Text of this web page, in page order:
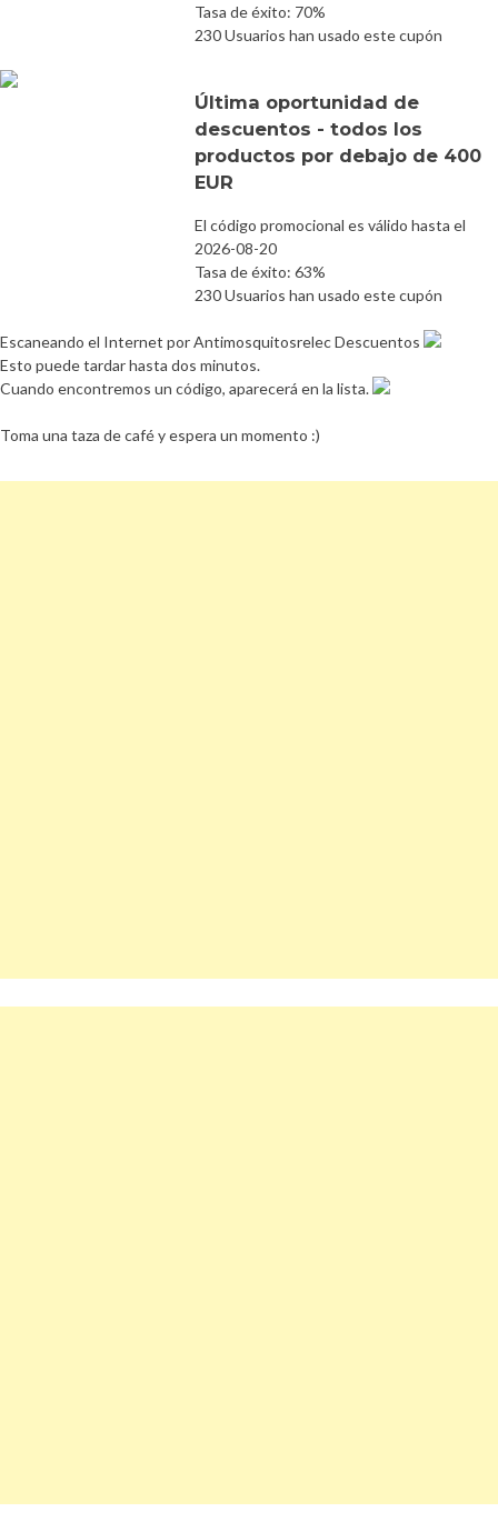
Tasa de éxito: 70%
230 Usuarios han usado este cupón
Última oportunidad de
descuentos - todos los
productos por debajo de 400
EUR
El código promocional es válido hasta el
2026-08-20
Tasa de éxito: 63%
230 Usuarios han usado este cupón
Escaneando el Internet por Antimosquitosrelec Descuentos
Esto puede tardar hasta dos minutos.
Cuando encontremos un código, aparecerá en la lista.
Toma una taza de café y espera un momento :)